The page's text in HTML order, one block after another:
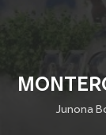
Junona